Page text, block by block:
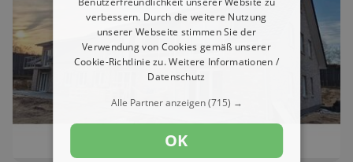
verbessern. Durch die weitere Nutzung
unserer Webseite stimmen Sie der
Verwendung von Cookies gemäß unserer
Cookie-Richtlinie zu.Weitere Informationen /
Datenschutz
Alle Partner anzeigen(715) →
OK